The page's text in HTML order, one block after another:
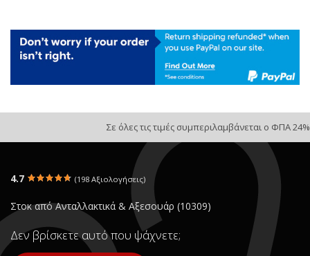
Σε όλες τις τιμές συμπεριλαμβάνεται ο ΦΠΑ 24%
4.7 (198 Αξιολογήσεις)
Στοκ από Ανταλλακτικά & Αξεσουάρ (10309)
Δεν βρίσκετε αυτό που ψάχνετε;